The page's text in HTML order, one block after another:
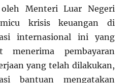
Menteri Luar Negeri
krisis keuangan di
internasional ini yang
pembayaran
yang telah dilakukan,
bantuan mengatakan